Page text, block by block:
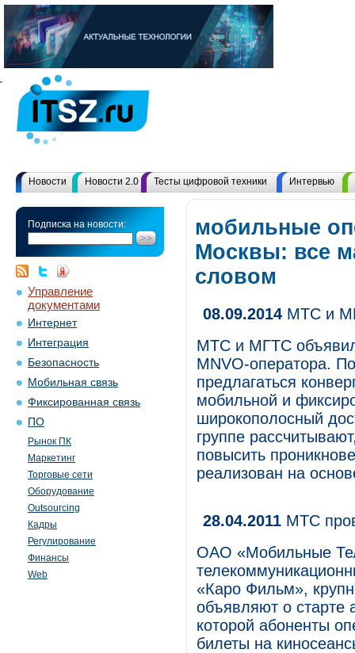
Новости Новости 2.0 Тесты цифровой техники Интервью
Подписка на новости:
Управление
документами
Интернет
Интеграция
Безопасность
Мобильная связь
Фиксированная связь
ПО
Рынок ПК
Маркетинг
Торговые сети
Оборудование
Outsourcing
Кадры
Регулирование
Финансы
Web
мобильные
Москвы: все
словом
08.09.2014 МТС и
МТС и МГТС
MNVO-оператора.
предлагаться
мобильной и
широкополосный
группе
повысить
реализован на
28.04.2011 МТС
ОАО «Мобильные
«Каро Фильм»,
объявляют о старте
которой абоненты
билеты на